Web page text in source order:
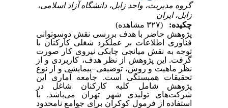
گروه مدیریت، واحد زابل، دانشگاه آزاد اسلامی،
زابل، ایران
چکیده:
(۳۲۷ مشاهده)
پژوهش حاضر با هدف بررسی نقش دوسوتوانی
فناوری اطلاعات بر عملکرد شغلی کارکنان با
توجه به نقش میانجی چابکی نیروی کار صورت
گرفت. این پژوهش از نظر هدف، کاربردی و از
نظر ماهیت و روش، توصیفی–پیمایشی و از نوع
تحقیقات همبستگی است. جامعه آماری این
پژوهش شامل کلیه کارکنان شاغل در
شرکت‌های تولیدی شهر تهران می‌باشد. با
استفاده از فرمول کوکران برای جوامع نامحدود